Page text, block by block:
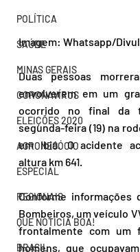
POLÍTICA
SAÚDE
MINAS GERAIS
CORONAVÍRUS
ELEIÇÕES 2020
AGRONEGÓCIO
ESPECIAL
REGIONAIS
QUE NOTÍCIA BOA!
BRASIL
Imagem: Whatsapp/
Duas pessoas
envolverem em um
ocorrido no final da
segunda-feira (19) na
em Ibiá. O acidente
altura km 641.
Conforme informações
Bombeiros, um veículo
frontalmente com um
homens, que